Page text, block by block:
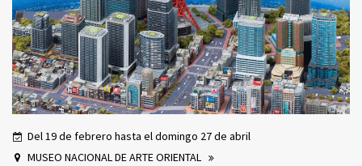
Del 19 de febrero hasta el domingo 27 de abril
MUSEO NACIONAL DE ARTE ORIENTAL